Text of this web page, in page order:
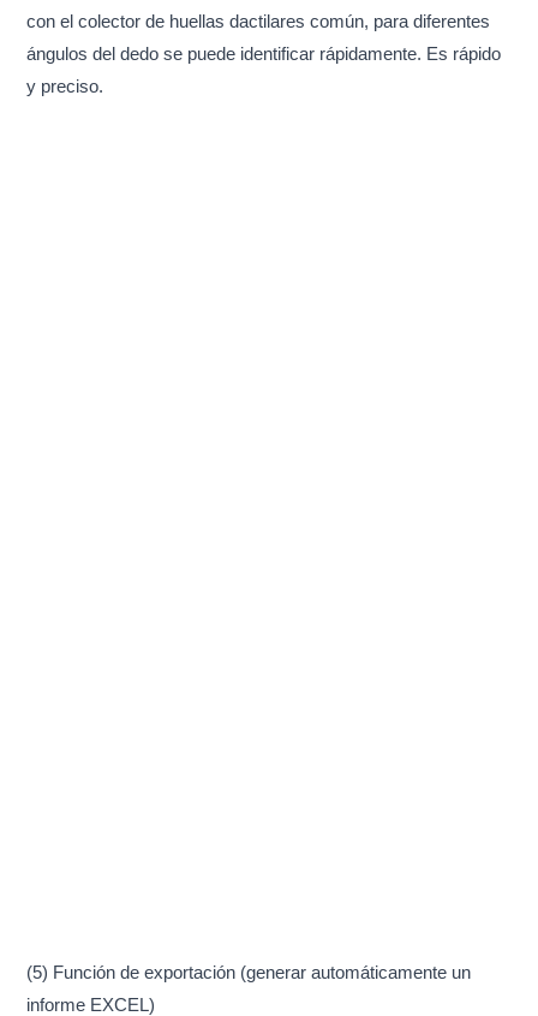
con el colector de huellas dactilares común, para diferentes
ángulos del dedo se puede identificar rápidamente. Es rápido
y preciso.
(5) Función de exportación (generar automáticamente un
informe EXCEL)